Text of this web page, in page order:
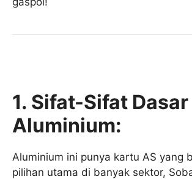
1. Sifat-Sifat Dasar
Aluminium:
Aluminium ini punya kartu AS yang
pilihan utama di banyak sektor,